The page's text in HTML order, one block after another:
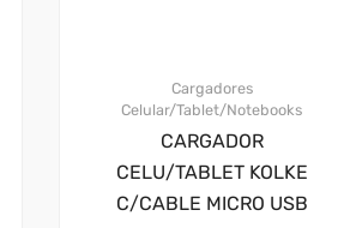
Cargadores
Celular/Tablet/Notebooks
CARGADOR
CELU/TABLET KOLKE
C/CABLE MICRO USB